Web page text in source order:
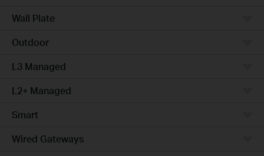
Wall Plate
Outdoor
L3 Managed
L2+ Managed
Smart
Wired Gateways